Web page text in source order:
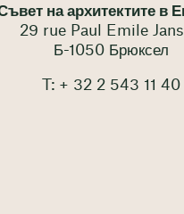
на архитектите в
29 rue Paul Emile
Б-1050 Брюксел
T: + 32 2 543 11 40